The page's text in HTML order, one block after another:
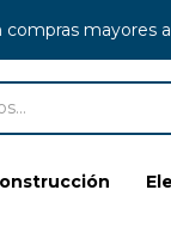
mayores